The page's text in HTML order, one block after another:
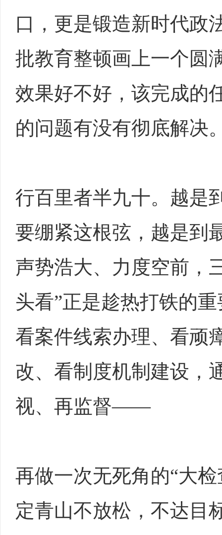
口，更是锻造新时代政
批教育整顿画上一个圆
效果好不好，该完成的
的问题有没有彻底解决
行百里者半九十。越是
要绷紧这根弦，越是到
声势浩大、力度空前，
头看”正是趁热打铁的
看案件线索办理、看顽
改、看制度机制建设，
视、再监督——
再做一次无死角的“大
定青山不放松，不达目